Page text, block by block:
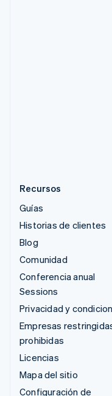
Recursos
Guías
Historias de clientes
Blog
Comunidad
Conferencia anual
Sessions
Privacidad y
Empresas
prohibidas
Licencias
Mapa del sitio
Configuración de